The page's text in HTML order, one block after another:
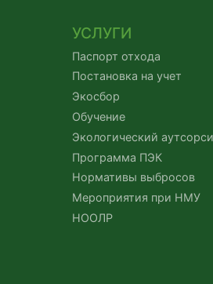
УСЛУГИ
Паспорт отхода
Постановка на учет
Экосбор
Обучение
Экологический
Программа ПЭК
Нормативы выбросов
Мероприятия при НМУ
НООЛР